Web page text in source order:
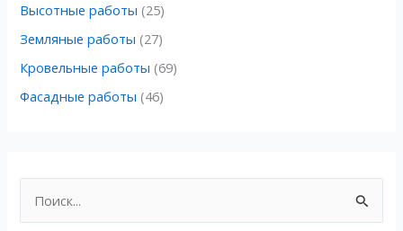
Высотные работы (25)
Земляные работы (27)
Кровельные работы (69)
Фасадные работы (46)